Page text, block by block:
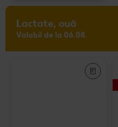
Lactate, ouă
Valabil de la 06.08.